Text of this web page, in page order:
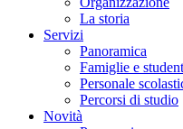
La storia
Servizi
Panoramica
Famiglie e
Personale
Percorsi di studio
Novità